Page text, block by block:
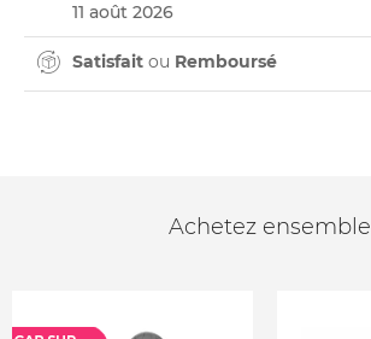
11 août 2026
Satisfait ou Remboursé
Achetez ensemble